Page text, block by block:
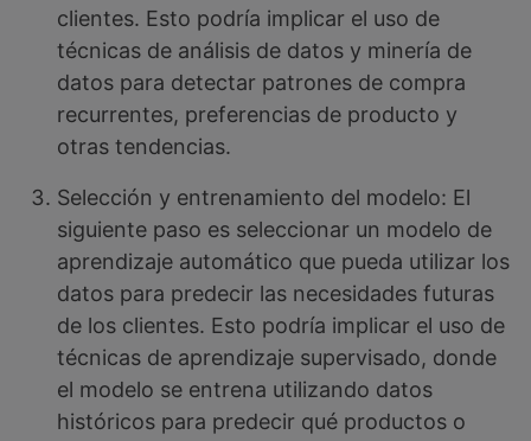
clientes. Esto podría implicar el uso de
técnicas de análisis de datos y minería de
datos para detectar patrones de compra
recurrentes, preferencias de producto y
otras tendencias.
Selección y entrenamiento del modelo: El
siguiente paso es seleccionar un modelo de
aprendizaje automático que pueda utilizar los
datos para predecir las necesidades futuras
de los clientes. Esto podría implicar el uso de
técnicas de aprendizaje supervisado, donde
el modelo se entrena utilizando datos
históricos para predecir qué productos o